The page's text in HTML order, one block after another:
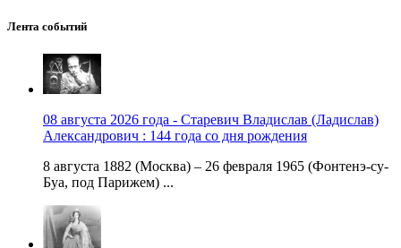
Лента событий
08 августа 2026 года - Старевич Владислав (Ладислав)
Александрович : 144 года со дня рождения
8 августа 1882 (Москва) – 26 февраля 1965 (Фонтенэ-су-
Буа, под Парижем) ...